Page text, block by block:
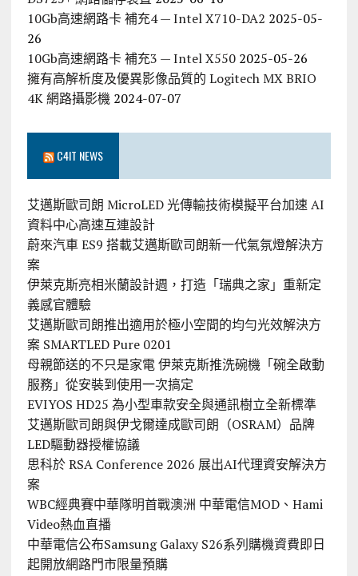
10Gb高速網路卡 補充4 — Intel X710-DA2 2025-05-
26
10Gb高速網路卡 補充3 — Intel X550 2025-05-26
擁有高解析度及優異影像品質的 Logitech MX BRIO
4K 網路攝影機 2024-07-07
C4IT NEWS
艾邁斯歐司朗 MicroLED 光傳輸技術模擬平台加速 AI
資料中心高速互連設計
蔚來汽車 ES9 搭載艾邁斯歐司朗新一代氣氛燈解決方
案
伊萊克斯亮相米蘭設計週，打造「瑞典之家」重新定
義感官體驗
艾邁斯歐司朗推出適用於極小空間的均勻光效解決方
案 SMARTLED Pure 0201
母親節送的不只是家電 伊萊克斯推洗碗機「碗全啟動
服務」從安裝到使用一次搞定
EVIYOS HD25 為小型車款安全與通訊樹立全新標準
艾邁斯歐司朗與伊戈爾達成歐司朗（OSRAM）品牌
LED驅動器授權協議
思科於 RSA Conference 2026 展出AI代理資安解決方
案
WBC經典賽中華隊明首戰澳洲 中華電信MOD、Hami
Video熱血直播
中華電信公布Samsung Galaxy S26系列購機資費即日
起開放網路門市限量預購